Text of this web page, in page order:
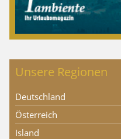
Unsere Regionen
Deutschland
Österreich
Island